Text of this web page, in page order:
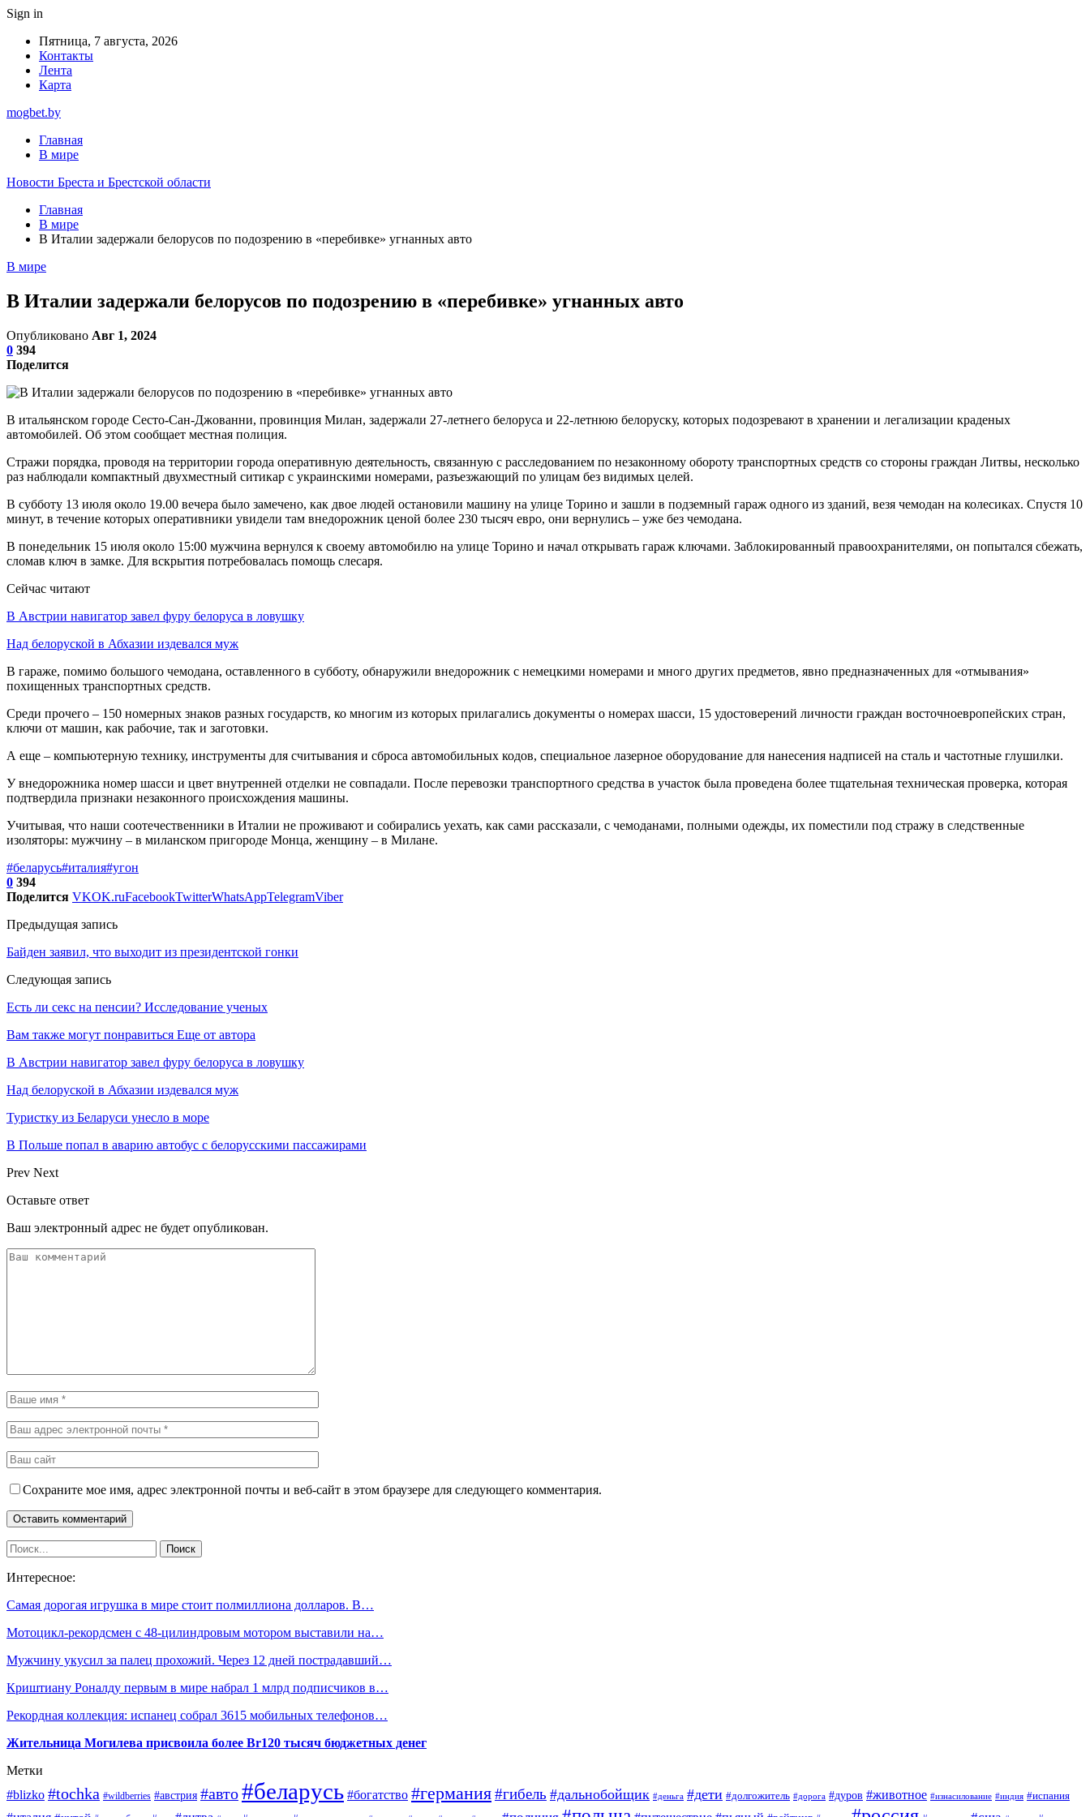
Sign in
Пятница, 7 августа, 2026
Контакты
Лента
Карта
mogbet.by
Главная
В мире
Новости Бреста и Брестской области
Главная
В мире
В Италии задержали белорусов по подозрению в «перебивке» угнанных авто
В мире
В Италии задержали белорусов по подозрению в «перебивке» угнанных авто
Опубликовано Авг 1, 2024
0 394
Поделится
В итальянском городе Сесто-Сан-Джованни, провинция Милан, задержали 27-летнего белоруса и 22-летнюю белоруску, которых подозревают в хранении и легализации краденых
автомобилей. Об этом сообщает местная полиция.
Стражи порядка, проводя на территории города оперативную деятельность, связанную с расследованием по незаконному обороту транспортных средств со стороны граждан Литвы, несколько
раз наблюдали компактный двухместный ситикар с украинскими номерами, разъезжающий по улицам без видимых целей.
В субботу 13 июля около 19.00 вечера было замечено, как двое людей остановили машину на улице Торино и зашли в подземный гараж одного из зданий, везя чемодан на колесиках. Спустя 10
минут, в течение которых оперативники увидели там внедорожник ценой более 230 тысяч евро, они вернулись – уже без чемодана.
В понедельник 15 июля около 15:00 мужчина вернулся к своему автомобилю на улице Торино и начал открывать гараж ключами. Заблокированный правоохранителями, он попытался сбежать,
сломав ключ в замке. Для вскрытия потребовалась помощь слесаря.
Сейчас читают
В Австрии навигатор завел фуру белоруса в ловушку
Над белоруской в Абхазии издевался муж
В гараже, помимо большого чемодана, оставленного в субботу, обнаружили внедорожник с немецкими номерами и много других предметов, явно предназначенных для «отмывания»
похищенных транспортных средств.
Среди прочего – 150 номерных знаков разных государств, ко многим из которых прилагались документы о номерах шасси, 15 удостоверений личности граждан восточноевропейских стран,
ключи от машин, как рабочие, так и заготовки.
А еще – компьютерную технику, инструменты для считывания и сброса автомобильных кодов, специальное лазерное оборудование для нанесения надписей на сталь и частотные глушилки.
У внедорожника номер шасси и цвет внутренней отделки не совпадали. После перевозки транспортного средства в участок была проведена более тщательная техническая проверка, которая
подтвердила признаки незаконного происхождения машины.
Учитывая, что наши соотечественники в Италии не проживают и собирались уехать, как сами рассказали, с чемоданами, полными одежды, их поместили под стражу в следственные
изоляторы: мужчину – в миланском пригороде Монца, женщину – в Милане.
#беларусь#италия#угон
0 394
Поделится VKOK.ruFacebookTwitterWhatsAppTelegramViber
Предыдущая запись
Байден заявил, что выходит из президентской гонки
Следующая запись
Есть ли секс на пенсии? Исследование ученых
Вам также могут понравиться Еще от автора
В Австрии навигатор завел фуру белоруса в ловушку
Над белоруской в Абхазии издевался муж
Туристку из Беларуси унесло в море
В Польше попал в аварию автобус с белорусскими пассажирами
Prev Next
Оставьте ответ
Ваш электронный адрес не будет опубликован.
Сохраните мое имя, адрес электронной почты и веб-сайт в этом браузере для следующего комментария.
Интересное:
Самая дорогая игрушка в мире стоит полмиллиона долларов. В…
Мотоцикл-рекордсмен с 48-цилиндровым мотором выставили на…
Мужчину укусил за палец прохожий. Через 12 дней пострадавший…
Криштиану Роналду первым в мире набрал 1 млрд подписчиков в…
Рекордная коллекция: испанец собрал 3615 мобильных телефонов…
Жительница Могилева присвоила более Br120 тысяч бюджетных денег
Метки
#blizko #tochka #wildberries #австрия #авто#беларусь #богатство #германия#гибель #дальнобойщик #деньга #дети #долгожитель #дорога #дуров #животное #изнасилование #индия #испания